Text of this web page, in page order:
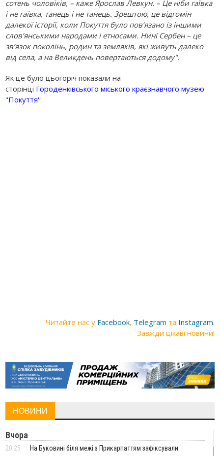
сотень чоловіків, – каже Ярослав Левкун. – Це ніби гаївка
і не гаївка, танець і не танець. Зрештою, це відгомін
далекої історії, коли Покуття було пов’язано із іншими
слов’янськими народами і етносами. Нині Сербен – це
зв’язок поколінь, родин та земляків, які живуть далеко
від села, а на Великдень повертаються додому".
Як це було цьогоріч показали на
сторінці Городенківського міського краєзнавчого музею
''Покуття''
Читайте нас у Facebook, Telegram та Instagram.
Завжди цікаві новини!
НОВИНИ
Вчора
20:25
На Буковині біля межі з Прикарпаттям зафіксували